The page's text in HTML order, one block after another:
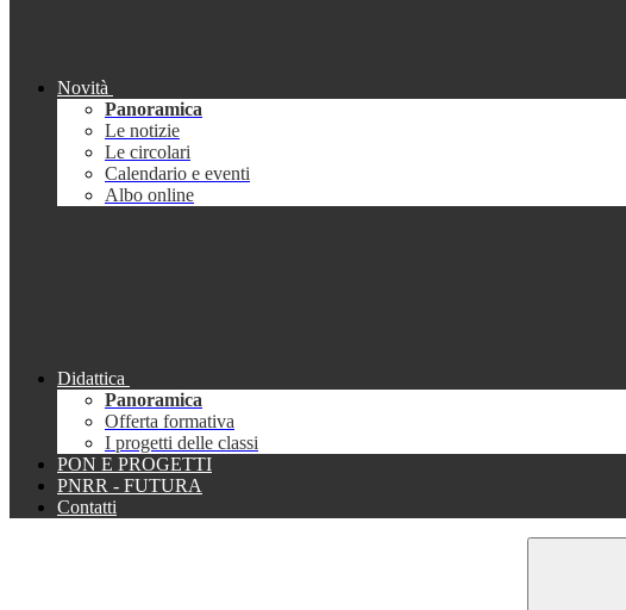
Novità
Panoramica
Le notizie
Le circolari
Calendario e eventi
Albo online
Didattica
Panoramica
Offerta formativa
I progetti delle classi
PON E PROGETTI
PNRR - FUTURA
Contatti